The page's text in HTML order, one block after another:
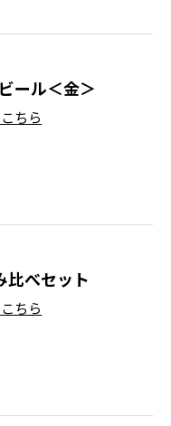
ール＜金＞
ちら
比べセット
ちら